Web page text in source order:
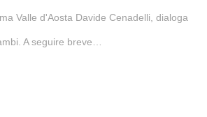
Valle d'Aosta Davide Cenadelli, dialoga
A seguire breve…